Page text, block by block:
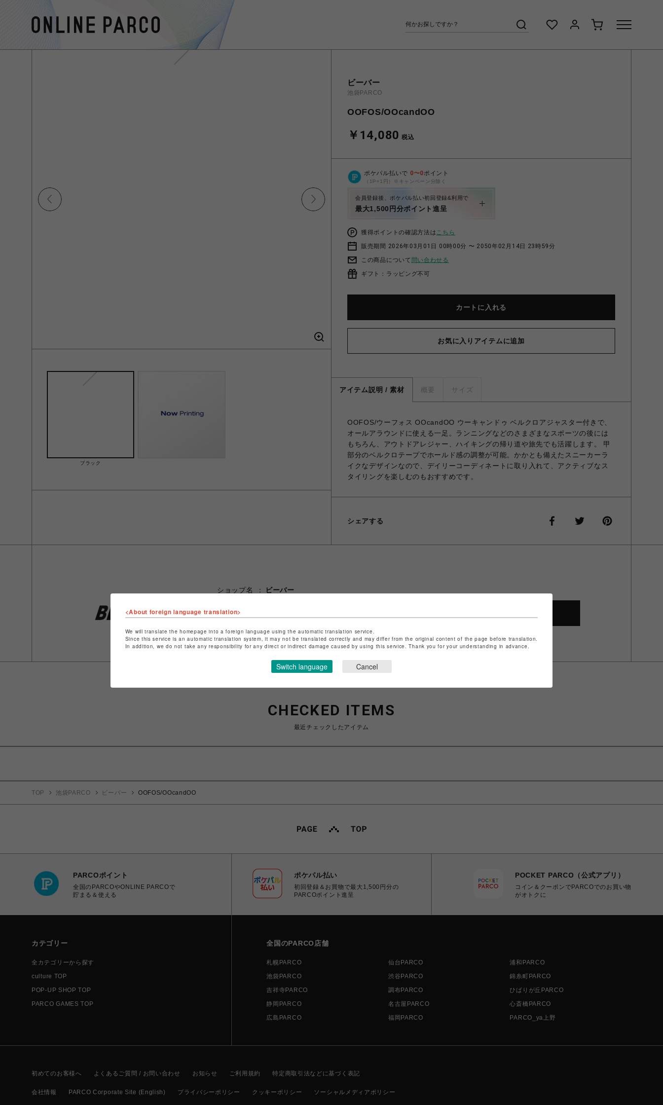
ブラック
ビーバー
池袋PARCO
OOFOS/OOcandOO
￥14,080 税込
ポケパル払いで 0〜0ポイント
（1P=1円）※キャンペーン分除く
会員登録後、ポケパル払い初回登録&利用で
最大1,500円分ポイント進呈
獲得ポイントの確認方法はこちら
販売期間 2026年03月01日 00時00分 〜 2050年02月14日 23時59分
この商品について 問い合わせる
ギフト：ラッピング不可
カートに入れる
お気に入りアイテムに追加
アイテム説明 / 素材 概要 サイズ
OOFOS/ウーフォス OOcandOO ウーキャンドゥ ベルクロアジャスター付きで、
オールアラウンドに使える一足。ランニングなどのさまざまなスポーツの後には
もちろん、アウトドアレジャー、ハイキングの帰り道や旅先でも活躍します。 甲
部分のベルクロテープでホールド感の調整が可能。かかとも備えたスニーカーラ
イクなデザインなので、デイリーコーディネートに取り入れて、アクティブなス
タイリングを楽しむのもおすすめです。
シェアする
ショップ名
ビーバー
ショップお問い合わせはこちら
CHECKED ITEMS
最近チェックしたアイテム
TOP 池袋PARCO ビーバー OOFOS/OOcandOO
PARCOポイント
全国のPARCOやONLINE PARCOで
貯まる＆使える
ポケパル払い
初回登録＆お買物で最大1,500円分の
PARCOポイント進呈
POCKET PARCO（公式アプリ）
コイン＆クーポンでPARCOでのお買い物
がオトクに
カテゴリー
全カテゴリーから探す
culture TOP
POP-UP SHOP TOP
PARCO GAMES TOP
全国のPARCO店舗
札幌PARCO 仙台PARCO
浦和PARCO
池袋PARCO
渋谷PARCO
錦糸町PARCO
吉祥寺PARCO
調布PARCO
ひばりが丘PARCO
静岡PARCO
名古屋PARCO
心斎橋PARCO
広島PARCO
福岡PARCO PARCO_ya上野
初めてのお客様へ よくあるご質問 / お問い合わせ お知らせ ご利用規約 特定商取引法などに基づく表記
会社情報 PARCO Corporate Site (English) プライバシーポリシー クッキーポリシー ソーシャルメディアポリシー
<About foreign language translation>
We will translate the homepage into a foreign language using the automatic translation service.
Since this service is an automatic translation system, it may not be translated correctly and may differ from the original content of the page before translation.
In addition, we do not take any responsibility for any direct or indirect damage caused by using this service. Thank you for your understanding in advance.
Switch language Cancel